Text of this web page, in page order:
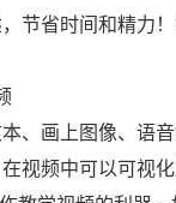
节省时间和精力
、画上图像、语
视频中可以可视